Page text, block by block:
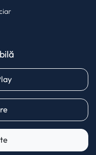
(opens in a new tab)